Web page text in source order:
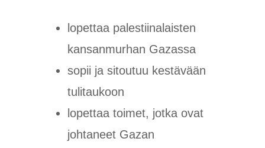
lopettaa palestiinalaisten
kansanmurhan Gazassa
sopii ja sitoutuu kestävään
tulitaukoon
lopettaa toimet, jotka ovat
johtaneet Gazan